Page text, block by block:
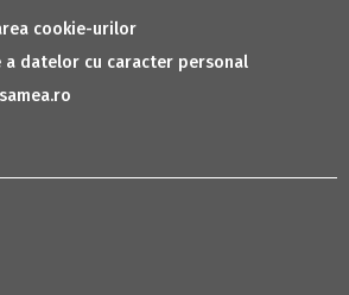
cookie-urilor
datelor cu caracter personal